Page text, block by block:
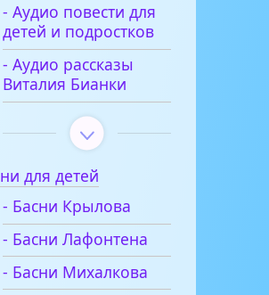
- Аудио повести для
детей и подростков
- Аудио рассказы
Виталия Бианки
для детей
- Басни Крылова
- Басни Лафонтена
- Басни Михалкова